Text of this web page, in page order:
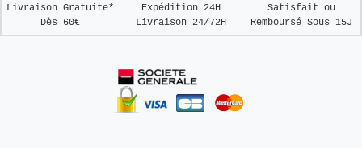
Livraison Gratuite*
Dès 60€
Expédition 24H
Livraison 24/72H
Satisfait ou
Remboursé Sous 15J